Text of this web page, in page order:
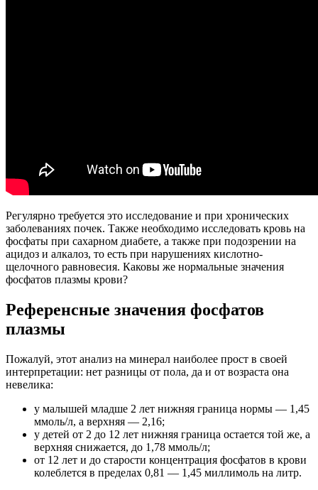
Регулярно требуется это исследование и при хронических
заболеваниях почек. Также необходимо исследовать кровь на
фосфаты при сахарном диабете, а также при подозрении на
ацидоз и алкалоз, то есть при нарушениях кислотно-
щелочного равновесия. Каковы же нормальные значения
фосфатов плазмы крови?
Референсные значения фосфатов
плазмы
Пожалуй, этот анализ на минерал наиболее прост в своей
интерпретации: нет разницы от пола, да и от возраста она
невелика:
у малышей младше 2 лет нижняя граница нормы — 1,45
ммоль/л, а верхняя — 2,16;
у детей от 2 до 12 лет нижняя граница остается той же, а
верхняя снижается, до 1,78 ммоль/л;
от 12 лет и до старости концентрация фосфатов в крови
колеблется в пределах 0,81 — 1,45 миллимоль на литр.